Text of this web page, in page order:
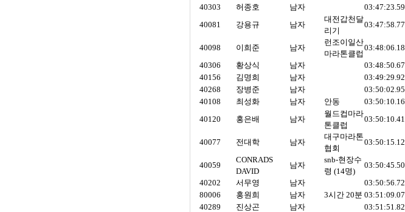
40303
허종호 남자 03:47:23.59
40081
강용규 남자
대전갑천달
리기
03:47:58.77
40098 이희준 남자
런조이일산
마라톤클럽
03:48:06.18
40306
황상식 남자 03:48:50.67
40156
김명희 남자 03:49:29.92
40268
장병준 남자 03:50:02.95
40108
최성화 남자 안동 03:50:10.16
40120
홍은배 남자
월드컵마라
톤클럽
03:50:10.41
40077 전대학 남자
대구마라톤
협회
03:50:15.12
40059
CONRADS
DAVID
남자
snb-현장수
령 (14명)
03:50:45.50
40202
서무영 남자 03:50:56.72
80006
홍원희 남자 3시간 20분 03:51:09.07
40289
진상곤 남자 03:51:51.82